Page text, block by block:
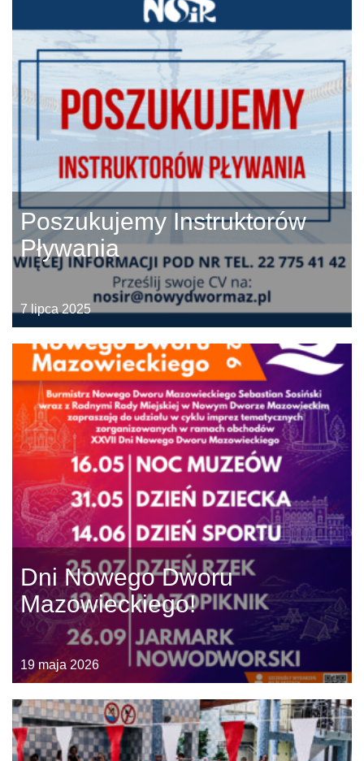
Poszukujemy Instruktorów
Pływania
7 lipca 2025
Dni Nowego Dworu
Mazowieckiego!
19 maja 2026